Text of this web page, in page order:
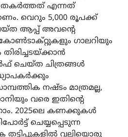
തകര്‍ത്തത് എന്നത്
വെറും 5,000 രൂപക്ക്
ആപ്പ് അവന്റെ
ഗാലറിയും
ചെയ്ത ചിത്രങ്ങള്‍
നഷ്ടം മാത്രമല്ല,
വരെ ഇതിന്റെ
2025ലെ കണക്കുകള്‍
ചെയ്യപ്പെടുന്ന
വലിയൊരു